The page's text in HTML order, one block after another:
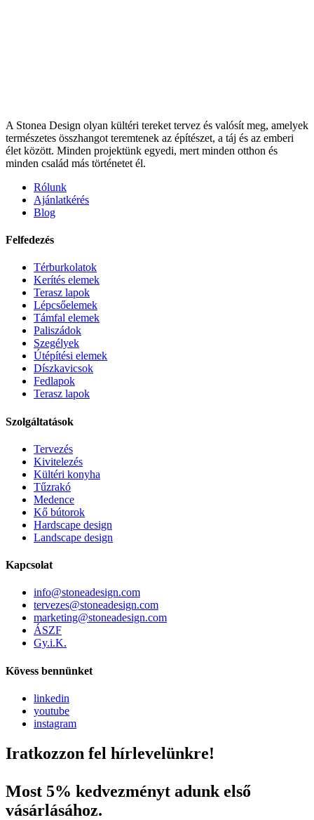
A Stonea Design olyan kültéri tereket tervez és valósít meg, amelyek
természetes összhangot teremtenek az építészet, a táj és az emberi
élet között. Minden projektünk egyedi, mert minden otthon és
minden család más történetet él.
Rólunk
Ajánlatkérés
Blog
Felfedezés
Térburkolatok
Kerítés elemek
Terasz lapok
Lépcsőelemek
Támfal elemek
Paliszádok
Szegélyek
Útépítési elemek
Díszkavicsok
Fedlapok
Terasz lapok
Szolgáltatások
Tervezés
Kivitelezés
Kültéri konyha
Tűzrakó
Medence
Kő bútorok
Hardscape design
Landscape design
Kapcsolat
info@stoneadesign.com
tervezes@stoneadesign.com
marketing@stoneadesign.com
ÁSZF
Gy.i.K.
Kövess bennünket
linkedin
youtube
instagram
Iratkozzon fel hírlevelünkre!
Most 5% kedvezményt adunk első
vásárlásához.